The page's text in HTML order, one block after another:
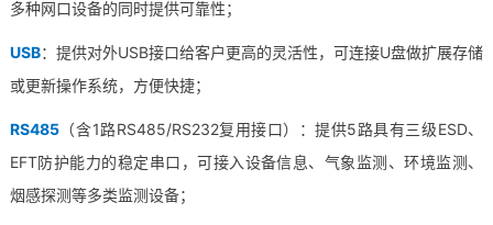
多种网口设备的同时提供可靠性；
USB：提供对外USB接口给客户更高的灵活性，可连接U盘做扩展存储
或更新操作系统，方便快捷；
RS485（含1路RS485/RS232复用接口）
：提供5路具有三级ESD、
EFT防护能力的稳定串口，可接入设备信息、气象监测、环境监测、
烟感探测等多类监测设备；